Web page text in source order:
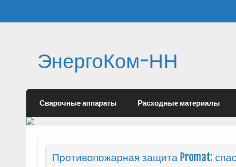
ЭнергоКом-НН
Сварочные аппараты Расходные материалы
Противопожарная защита Promat: